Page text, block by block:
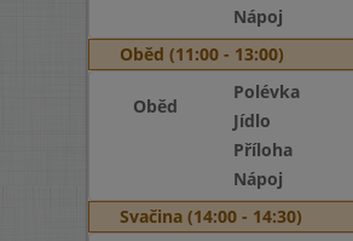
Nápoj
Oběd (11:00 - 13:00)
Oběd
Polévka
Jídlo
Příloha
Nápoj
Svačina (14:00 - 14:30)